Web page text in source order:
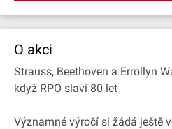
O akci
Strauss, Beethoven a Errollyn
když RPO slaví 80 let
Významné výročí si žádá ještě